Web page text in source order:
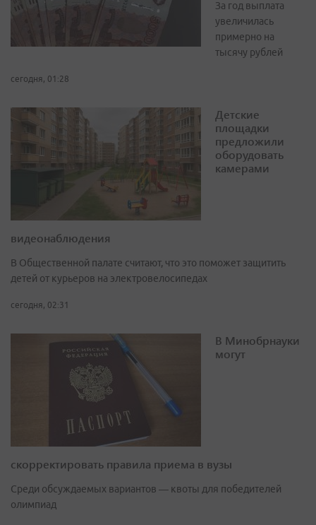
За год выплата
увеличилась
примерно на
тысячу рублей
сегодня, 01:28
Детские
площадки
предложили
оборудовать
камерами
видеонаблюдения
В Общественной палате считают, что это поможет защитить
детей от курьеров на электровелосипедах
сегодня, 02:31
В Минобрнауки
могут
скорректировать правила приема в вузы
Среди обсуждаемых вариантов — квоты для победителей
олимпиад